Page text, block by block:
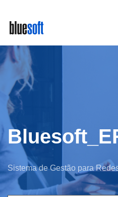
main
content
Sistema de Gestão para